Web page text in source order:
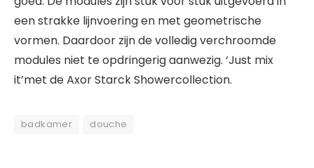
een strakke lijnvoering en met geometrische
vormen. Daardoor zijn de volledig verchroomde
modules niet te opdringerig aanwezig. ‘Just mix
it’met de Axor Starck Showercollection.
badkamer douche